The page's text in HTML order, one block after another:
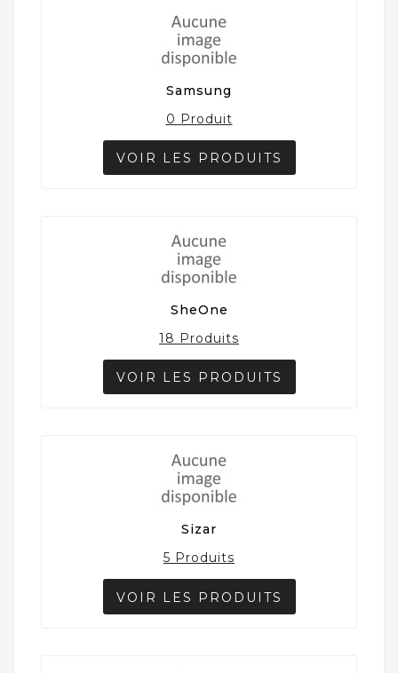
Samsung
0 Produit
VOIR LES PRODUITS
SheOne
18 Produits
VOIR LES PRODUITS
Sizar
5 Produits
VOIR LES PRODUITS